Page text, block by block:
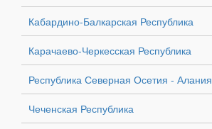
Кабардино-Балкарская Республика
Карачаево-Черкесская Республика
Республика Северная Осетия - Алания
Чеченская Республика